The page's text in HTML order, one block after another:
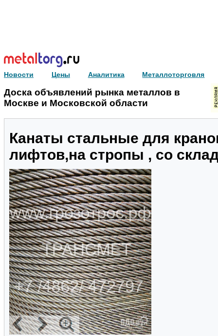
Новости Цены Аналитика Металлоторговля
Доска объявлений рынка металлов в
Москве и Московской области
Канаты стальные для
лифтов,на стропы , со